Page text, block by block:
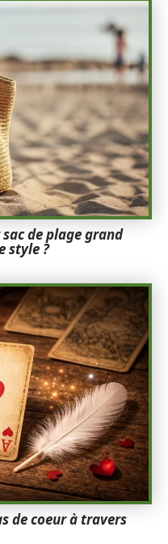
de plage grand
style ?
de coeur à travers